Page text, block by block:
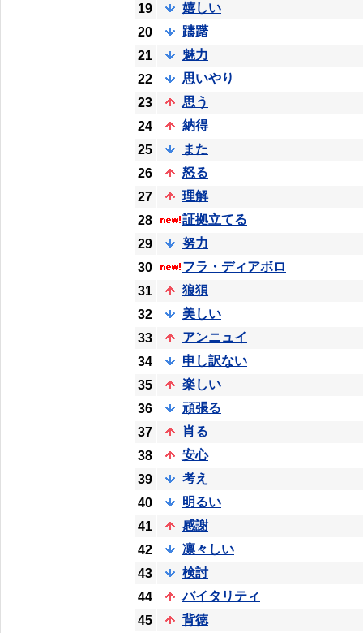
19
嬉しい
20
躊躇
21
魅力
22
思いやり
23
思う
24
納得
25
また
26
怒る
27
理解
28
証拠立てる
29
努力
30
フラ・ディアボロ
31
狼狽
32
美しい
33
アンニュイ
34
申し訳ない
35
楽しい
36
頑張る
37
肖る
38
安心
39
考え
40
明るい
41
感謝
42
凛々しい
43
検討
44
バイタリティ
45
背徳